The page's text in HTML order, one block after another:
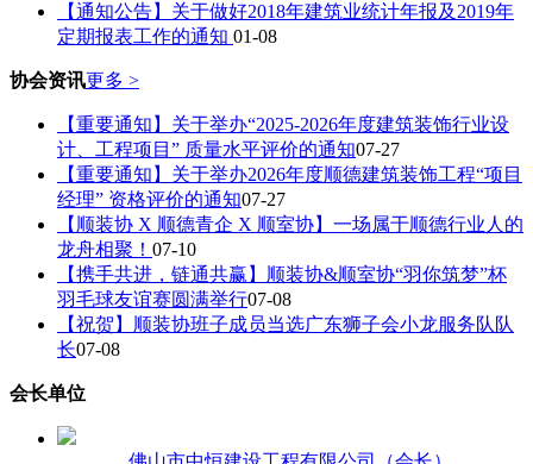
【通知公告】关于做好2018年建筑业统计年报及2019年
定期报表工作的通知 01-08
协会资讯更多 >
【重要通知】关于举办“2025-2026年度建筑装饰行业设
计、工程项目” 质量水平评价的通知07-27
【重要通知】关于举办2026年度顺德建筑装饰工程“项目
经理” 资格评价的通知07-27
【顺装协 X 顺德青企 X 顺室协】一场属于顺德行业人的
龙舟相聚！ 07-10
【携手共进，链通共赢】顺装协&顺室协“羽你筑梦”杯
羽毛球友谊赛圆满举行07-08
【祝贺】顺装协班子成员当选广东狮子会小龙服务队队
长07-08
会长单位